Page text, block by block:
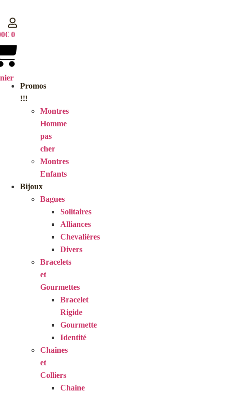
contenu
€ 0
Promos
!!!
Montres
Homme
pas
cher
Montres
Enfants
Bijoux
Bagues
Solitaires
Alliances
Chevalières
Divers
Bracelets
et
Gourmettes
Bracelet
Rigide
Gourmette
Identité
Chaines
et
Colliers
Chaine